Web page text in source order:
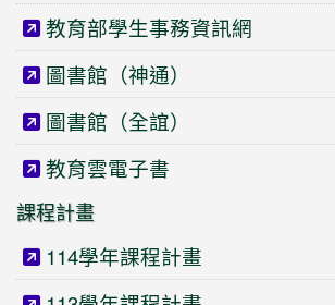
教育部學生事務資訊網
圖書館（神通）
圖書館（全誼）
教育雲電子書
課程計畫
114學年課程計畫